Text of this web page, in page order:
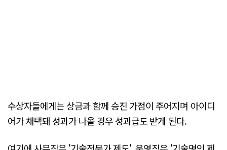
수상자들에게는 상금과 함께 승진 가점이 주어지며 아이디
어가 채택돼 성과가 나올 경우 성과급도 받게 된다.